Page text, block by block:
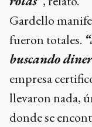
Gardello
fueron totales.
buscando
empresa
llevaron nada,
donde se